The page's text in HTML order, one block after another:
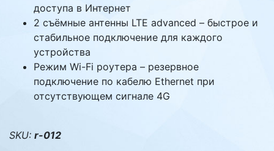
доступа в Интернет
2 съёмные антенны LTE advanced – быстрое и
стабильное подключение для каждого
устройства
Режим Wi-Fi роутера – резервное
подключение по кабелю Ethernet при
отсутствующем сигнале 4G
SKU: r-012